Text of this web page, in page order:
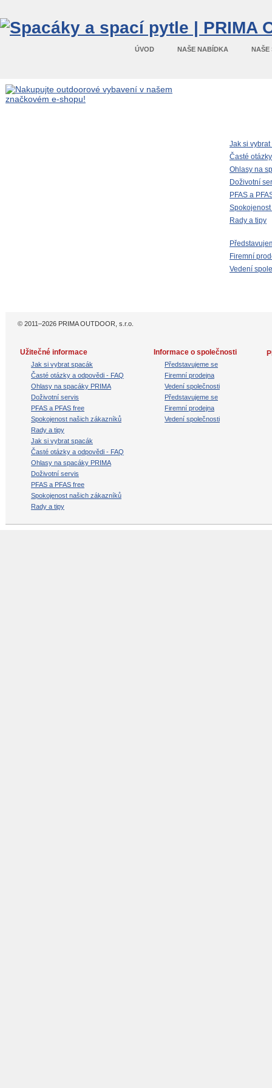
ÚVOD NAŠE NABÍDKA NAŠE
Jak si
Časté
Ohlasy na
Doživotní
PFAS a
Rady a tipy
Firemní
Vedení
© 2011–2026 PRIMA OUTDOOR, s.r.o.
Užitečné informace
Jak si vybrat spacák
Časté otázky a odpovědi - FAQ
Ohlasy na spacáky PRIMA
Doživotní servis
PFAS a PFAS free
Spokojenost našich zákazníků
Rady a tipy
Jak si vybrat spacák
Časté otázky a odpovědi - FAQ
Ohlasy na spacáky PRIMA
Doživotní servis
PFAS a PFAS free
Spokojenost našich zákazníků
Rady a tipy
Informace o společnosti
Představujeme se
Firemní prodejna
Vedení společnosti
Představujeme se
Firemní prodejna
Vedení společnosti